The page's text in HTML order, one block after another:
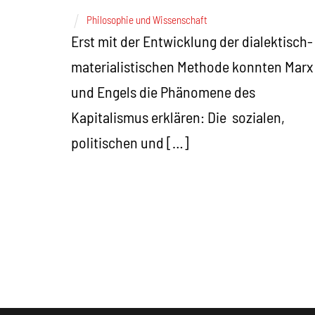
Philosophie und Wissenschaft
Erst mit der Entwicklung der dialektisch-
materialistischen Methode konnten Marx
und Engels die Phänomene des
Kapitalismus erklären: Die sozialen,
politischen und […]